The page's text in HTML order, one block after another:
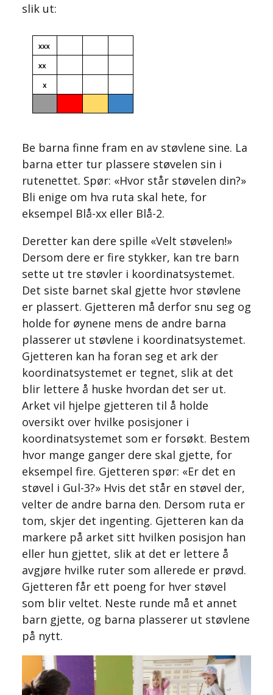
slik ut:
Be barna finne fram en av støvlene sine. La
barna etter tur plassere støvelen sin i
rutenettet. Spør: «Hvor står støvelen din?»
Bli enige om hva ruta skal hete, for
eksempel Blå-xx eller Blå-2.
Deretter kan dere spille «Velt støvelen!»
Dersom dere er fire stykker, kan tre barn
sette ut tre støvler i koordinatsystemet.
Det siste barnet skal gjette hvor støvlene
er plassert. Gjetteren må derfor snu seg og
holde for øynene mens de andre barna
plasserer ut støvlene i koordinatsystemet.
Gjetteren kan ha foran seg et ark der
koordinatsystemet er tegnet, slik at det
blir lettere å huske hvordan det ser ut.
Arket vil hjelpe gjetteren til å holde
oversikt over hvilke posisjoner i
koordinatsystemet som er forsøkt. Bestem
hvor mange ganger dere skal gjette, for
eksempel fire. Gjetteren spør: «Er det en
støvel i Gul-3?» Hvis det står en støvel der,
velter de andre barna den. Dersom ruta er
tom, skjer det ingenting. Gjetteren kan da
markere på arket sitt hvilken posisjon han
eller hun gjettet, slik at det er lettere å
avgjøre hvilke ruter som allerede er prøvd.
Gjetteren får ett poeng for hver støvel
som blir veltet. Neste runde må et annet
barn gjette, og barna plasserer ut støvlene
på nytt.